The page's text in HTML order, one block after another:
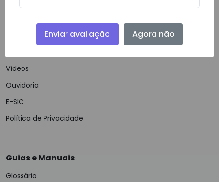
Navegação
Vídeos
Ouvidoria
E-SIC
Política de Privacidade
Guias e Manuais
Glossário
Enviar avaliação Agora não